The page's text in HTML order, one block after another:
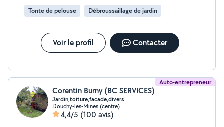
yeux fermés.
Tonte de pelouse Débroussaillage de jardin
Voir le profil Contacter
Auto-entrepreneur
Corentin Burny (BC SERVICES)
Jardin,toiture,facade,divers
Douchy-les-Mines (centre)
4,4/5 (100 avis)